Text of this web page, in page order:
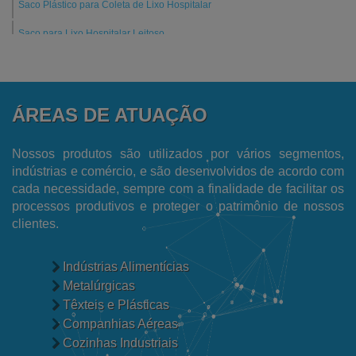
Saco Plástico para Coleta de Lixo Hospitalar
Saco para Lixo Hospitalar Leitoso
Fornecedor de Filme Plástico
Fornecedor de Embalagens para Ecommerce
Fabricantes de Sacos de Lixo Hospitalar
Fabricante de Sacos para Lixo
Fabricante de Filme Encolhível
Fábrica de Sacos Plásticos Reciclados
Fábrica de Sacos para Talher
Fábrica de Sacos de Polietileno
Fábrica de Saco Plástico Transparente
ÁREAS DE ATUAÇÃO
Nossos produtos são utilizados por vários segmentos,
indústrias e comércio, e são desenvolvidos de acordo com
cada necessidade, sempre com a finalidade de facilitar os
processos produtivos e proteger o patrimônio de nossos
clientes.
Indústrias Alimentícias
Metalúrgicas
Têxteis e Plásticas
Companhias Aéreas
Cozinhas Industriais